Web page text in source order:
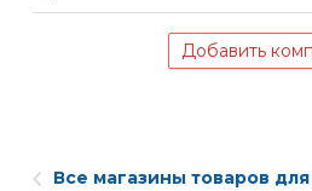
Добавить
Все магазины товаров